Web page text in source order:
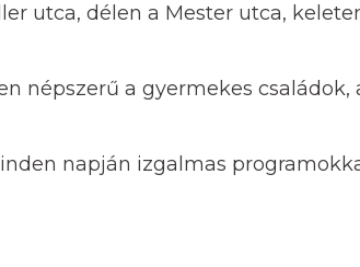
utca, délen a Mester utca,
népszerű a gyermekes
napján izgalmas